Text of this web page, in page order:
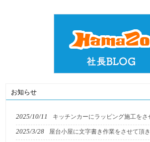
お知らせ
2025/10/11 キッチンカーにラッピング施工をさ
2025/3/28 屋台小屋に文字書き作業をさせて頂